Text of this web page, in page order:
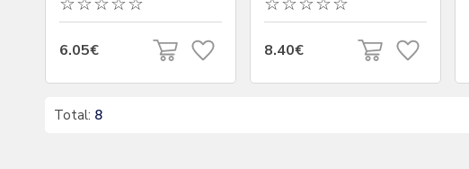
6.05€ 8.40€
Total: 8